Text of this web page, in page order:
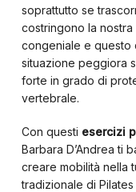
soprattutto se
costringono la
congeniale e questo
situazione peggiora
forte in grado di
vertebrale.
Con questi esercizi
Barbara D’Andrea ti
creare mobilità nella
tradizionale di